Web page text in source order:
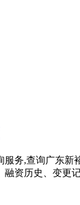
务,查询广东
资历史、变更